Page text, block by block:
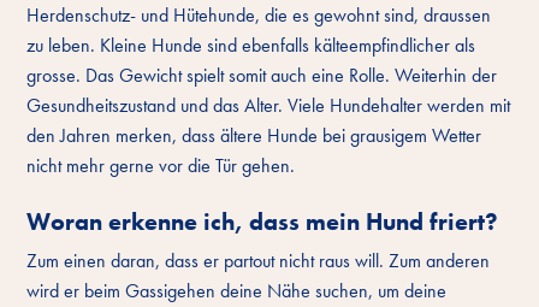
Herdenschutz- und Hütehunde, die es gewohnt sind, draussen
zu leben. Kleine Hunde sind ebenfalls kälteempfindlicher als
grosse. Das Gewicht spielt somit auch eine Rolle. Weiterhin der
Gesundheitszustand und das Alter. Viele Hundehalter werden mit
den Jahren merken, dass ältere Hunde bei grausigem Wetter
nicht mehr gerne vor die Tür gehen.
Woran erkenne ich, dass mein Hund friert?
Zum einen daran, dass er partout nicht raus will. Zum anderen
wird er beim Gassigehen deine Nähe suchen, um deine